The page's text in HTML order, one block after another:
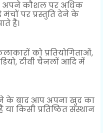
अपने कौशल पर अधिक
पर प्रस्तुति देने के
हैं।
को प्रतियोगिताओं,
टीवी चैनलों आदि में
के बाद आप अपना खुद का
किसी प्रतिष्ठित संस्थान